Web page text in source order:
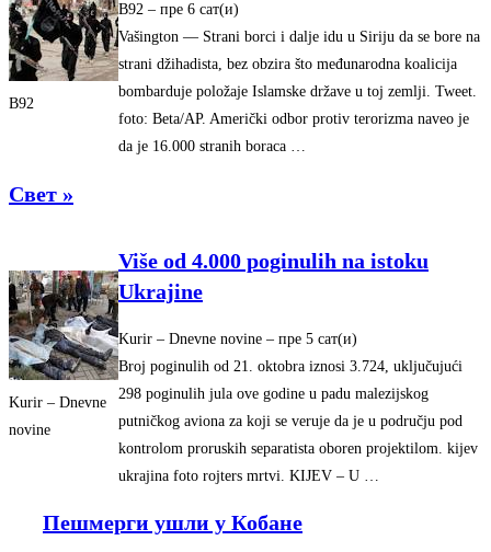
B92
B92 – ‎пре 6 сат(и)‎
Vašington — Strani borci i dalje idu u Siriju da se bore na
strani džihadista, bez obzira što međunarodna koalicija
bombarduje položaje Islamske države u toj zemlji. Tweet.
foto: Beta/AP. Američki odbor protiv terorizma naveo je
da je 16.000 stranih boraca …
Свет »
Kurir – Dnevne
novine
Više od 4.000 poginulih na istoku
Ukrajine
Kurir – Dnevne novine – ‎пре 5 сат(и)‎
Broj poginulih od 21. oktobra iznosi 3.724, uključujući
298 poginulih jula ove godine u padu malezijskog
putničkog aviona za koji se veruje da je u području pod
kontrolom proruskih separatista oboren projektilom. kijev
ukrajina foto rojters mrtvi. KIJEV – U …
Пешмерги ушли у Кобане